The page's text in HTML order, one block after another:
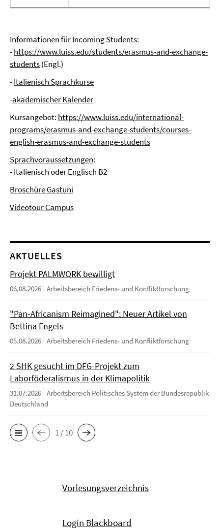
Informationen für Incoming Students:
-https://www.luiss.edu/students/erasmus-and-exchange-
students(Engl.)
-Italienisch Sprachkurse
-akademischer Kalender
Kursangebot: https://www.luiss.edu/international-
programs/erasmus-and-exchange-students/courses-
english-erasmus-and-exchange-students
Sprachvoraussetzungen:
- Italienisch oder Englisch B2
Broschüre Gastuni
Videotour Campus
AKTUELLES
Projekt PALMWORK bewilligt
06.08.2026 Arbeitsbereich Friedens- und Konfliktforschung
"Pan-Africanism Reimagined": Neuer Artikel von
Bettina Engels
05.08.2026 Arbeitsbereich Friedens- und Konfliktforschung
2 SHK gesucht im DFG-Projekt zum
Laborföderalismus in der Klimapolitik
31.07.2026 Arbeitsbereich Politisches System der Bundesrepublik
Deutschland
1 / 10
Vorlesungsverzeichnis
Login Blackboard